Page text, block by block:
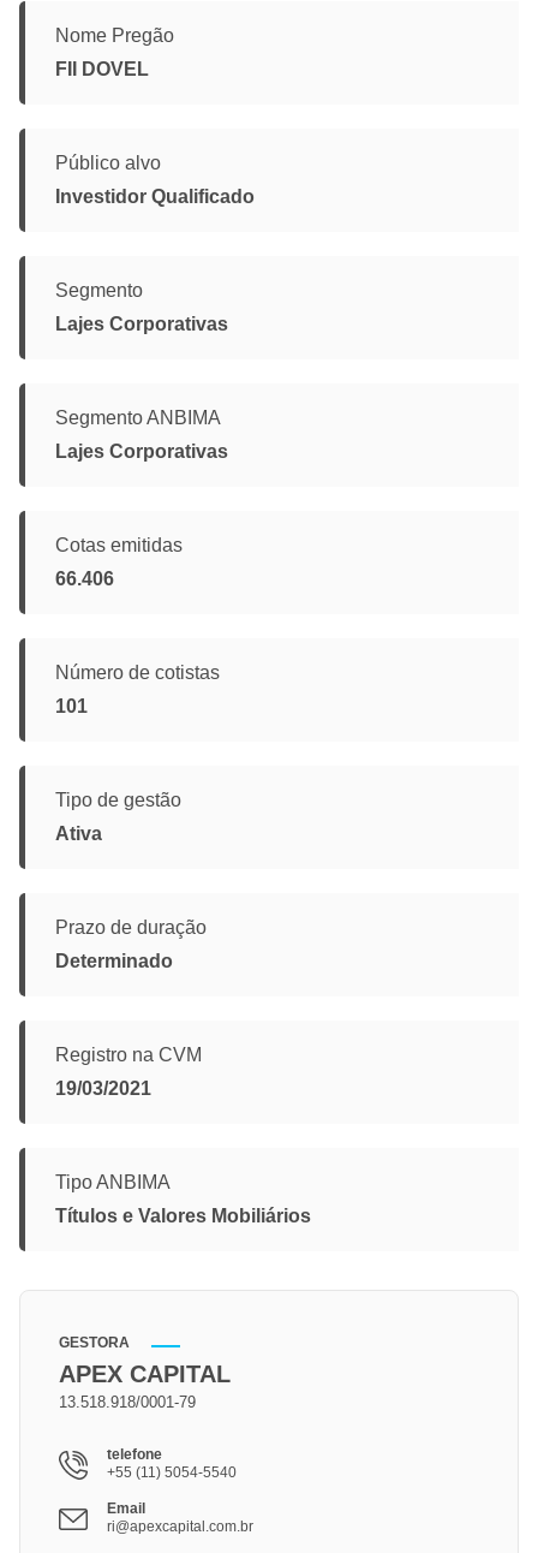
Nome Pregão
FII DOVEL
Público alvo
Investidor Qualificado
Segmento
Lajes Corporativas
Segmento ANBIMA
Lajes Corporativas
Cotas emitidas
66.406
Número de cotistas
101
Tipo de gestão
Ativa
Prazo de duração
Determinado
Registro na CVM
19/03/2021
Tipo ANBIMA
Títulos e Valores Mobiliários
GESTORA
APEX CAPITAL
13.518.918/0001-79
telefone
+55 (11) 5054-5540
Email
ri@apexcapital.com.br